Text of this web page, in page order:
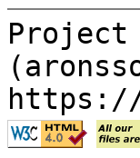
Project
https://